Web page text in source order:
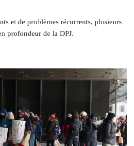
et de problèmes récurrents, plusieurs
profondeur de la DPJ.